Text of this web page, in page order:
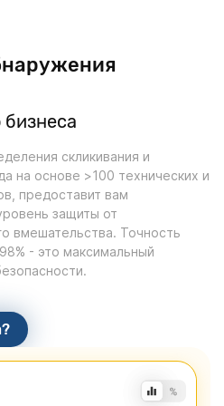
скликивания и
на основе >100 технических и
предоставит вам
защиты от
вмешательства. Точность
- это максимальный